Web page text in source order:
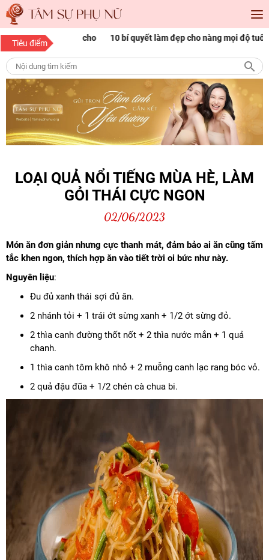
Tiêu điểm
Sài Gòn cho
10 bí quyết làm đẹp cho nàng mọi độ tuổi
LOẠI QUẢ NỔI TIẾNG MÙA HÈ, LÀM
GỎI THÁI CỰC NGON
02/06/2023
Món ăn đơn giản nhưng cực thanh mát, đảm bảo ai ăn cũng tấm
tắc khen ngon, thích hợp ăn vào tiết trời oi bức như này.
Nguyên liệu:
Đu đủ xanh thái sợi đủ ăn.
2 nhánh tỏi + 1 trái ớt sừng xanh + 1/2 ớt sừng đỏ.
2 thìa canh đường thốt nốt + 2 thìa nước mắn + 1 quả
chanh.
1 thìa canh tôm khô nhỏ + 2 muỗng canh lạc rang bóc vỏ.
2 quả đậu đũa + 1/2 chén cà chua bi.